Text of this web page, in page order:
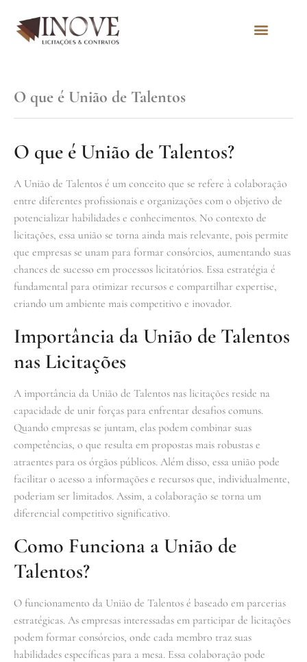
O que é União de Talentos
O que é União de Talentos?
A União de Talentos é um conceito que se refere à colaboração
entre diferentes profissionais e organizações com o objetivo de
potencializar habilidades e conhecimentos. No contexto de
licitações, essa união se torna ainda mais relevante, pois permite
que empresas se unam para formar consórcios, aumentando suas
chances de sucesso em processos licitatórios. Essa estratégia é
fundamental para otimizar recursos e compartilhar expertise,
criando um ambiente mais competitivo e inovador.
Importância da União de Talentos
nas Licitações
A importância da União de Talentos nas licitações reside na
capacidade de unir forças para enfrentar desafios comuns.
Quando empresas se juntam, elas podem combinar suas
competências, o que resulta em propostas mais robustas e
atraentes para os órgãos públicos. Além disso, essa união pode
facilitar o acesso a informações e recursos que, individualmente,
poderiam ser limitados. Assim, a colaboração se torna um
diferencial competitivo significativo.
Como Funciona a União de
Talentos?
O funcionamento da União de Talentos é baseado em parcerias
estratégicas. As empresas interessadas em participar de licitações
podem formar consórcios, onde cada membro traz suas
habilidades específicas para a mesa. Essa colaboração pode